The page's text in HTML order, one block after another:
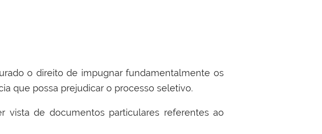
o direito de impugnar fundamentalmente os
que possa prejudicar o processo seletivo.
vista de documentos particulares referentes ao